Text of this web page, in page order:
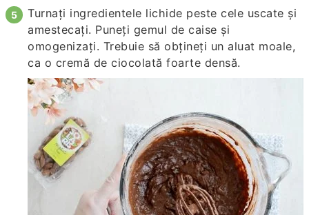
Turnați ingredientele lichide peste cele uscate și
amestecați. Puneți gemul de caise și
omogenizați. Trebuie să obțineți un aluat moale,
ca o cremă de ciocolată foarte densă.